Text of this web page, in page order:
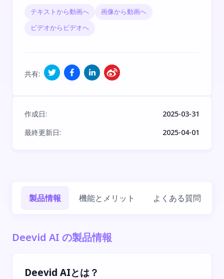
テキストから動画へ
画像から動画へ
ビデオからビデオへ
共有:
作成日:
2025-03-31
最終更新日: 2025-04-01
製品情報 機能とメリット よくある質問
Deevid AI の製品情報
Deevid AIとは？